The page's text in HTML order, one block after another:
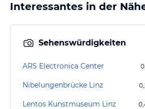
Interessantes in der
Sehenswürdigkeiten
ARS Electronica Center
Nibelungenbrücke Linz
Lentos Kunstmuseum Linz